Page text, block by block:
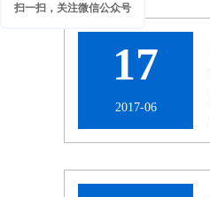
17
2017-06
扫一扫，关注微信公众号